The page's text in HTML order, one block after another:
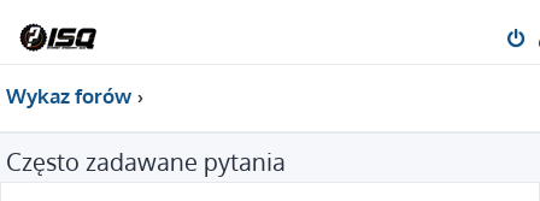
Wykaz forów
Często zadawane pytania